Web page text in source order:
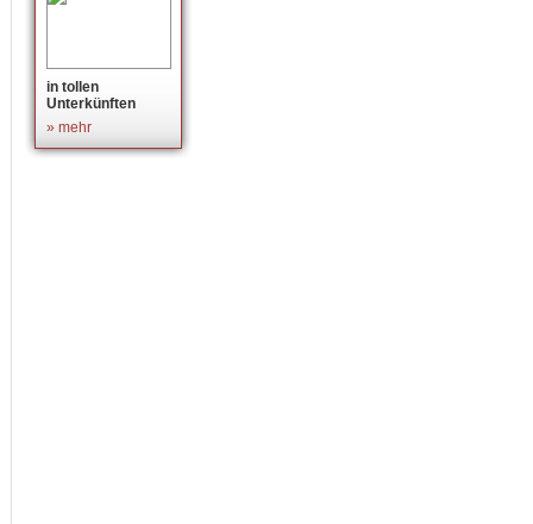
in tollen
Unterkünften
» mehr